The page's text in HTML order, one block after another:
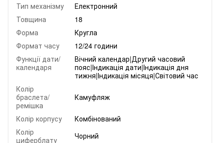
Тип механізму
Електронний
Товщина
18
Форма
Кругла
Формат часу
12/24 години
Функції дати/
календаря
Вічний календар|Другий часовий
пояс|Індикація дати|Індикація дня
тижня|Індикація місяця|Світовий час
Колір
браслета/
ремішка
Камуфляж
Колір корпусу
Комбінований
Колір
циферблату
Чорний